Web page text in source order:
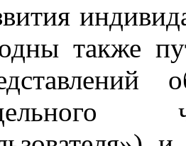
также